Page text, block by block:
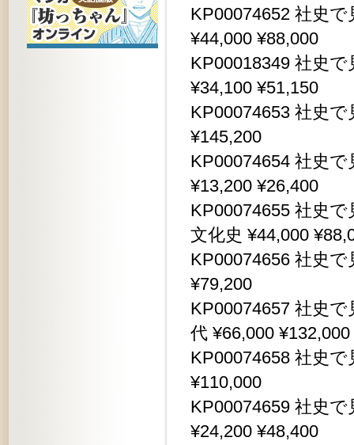
KP00074652 社史
¥44,000 ¥88,000
KP00018349 社史
¥34,100 ¥51,150
KP00074653 社史
¥145,200
KP00074654 社史
¥13,200 ¥26,400
KP00074655 社史
文化史 ¥44,000
KP00074656 社史
¥79,200
KP00074657 社史
代 ¥66,000 ¥132,000
KP00074658 社史
¥110,000
KP00074659 社史
¥24,200 ¥48,400